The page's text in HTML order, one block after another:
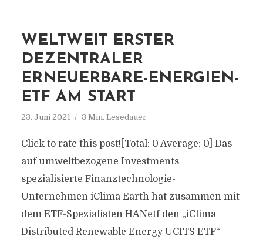
WELTWEIT ERSTER
DEZENTRALER
ERNEUERBARE-ENERGIEN-
ETF AM START
23. Juni 2021 3 Min. Lesedauer
Click to rate this post![Total: 0 Average: 0] Das
auf umweltbezogene Investments
spezialisierte Finanztechnologie-
Unternehmen iClima Earth hat zusammen mit
dem ETF-Spezialisten HANetf den „iClima
Distributed Renewable Energy UCITS ETF“